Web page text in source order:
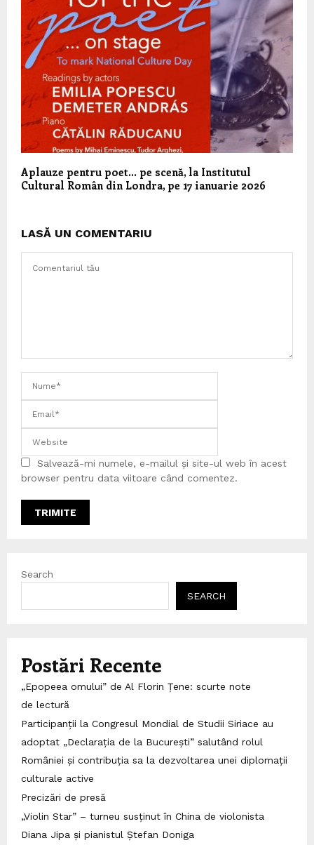
Aplauze pentru poet… pe scenă, la Institutul
Cultural Român din Londra, pe 17 ianuarie 2026
LASĂ UN COMENTARIU
Salvează-mi numele, e-mailul și site-ul web în acest
browser pentru data viitoare când comentez.
Search
SEARCH
Postări Recente
„Epopeea omului” de Al Florin Țene: scurte note
de lectură
Participanții la Congresul Mondial de Studii Siriace au
adoptat „Declarația de la București” salutând rolul
României și contribuția sa la dezvoltarea unei diplomații
culturale active
Precizări de presă
„Violin Star” – turneu susținut în China de violonista
Diana Jipa și pianistul Ștefan Doniga